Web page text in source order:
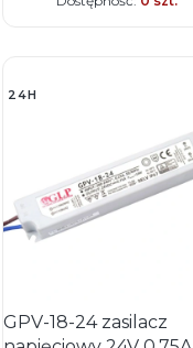
24H
GPV-18-24 zasilacz